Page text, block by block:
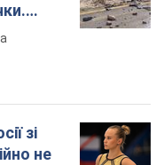
зі
не